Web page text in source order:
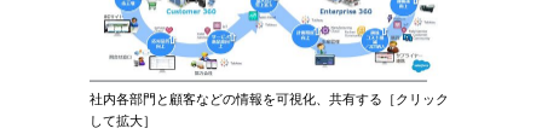
社内各部門と顧客などの情報を可視化、共有する［クリック
して拡大］